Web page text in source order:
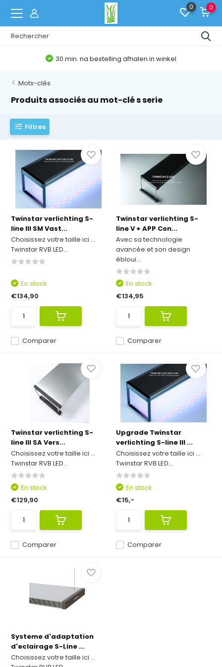
0 0
30 min. na bestelling afhalen in winkel
Mots-clés
Produits associés au mot-clé s serie
Filtres
Twinstar verlichting S-
line III SM Vast...
Choisissez votre taille ici ...
Twinstar RVB LED...
Comparer
En stock
€134,90
Twinstar verlichting S-
line V + APP Con...
Avec sa technologie
avancée et son design
ébloui...
Comparer
En stock
€134,95
Twinstar verlichting S-
line III SA Vers...
Choisissez votre taille ici ...
Twinstar RVB LED...
Comparer
En stock
€129,90
Upgrade Twinstar
verlichting S-line III ...
Choisissez votre taille ici ...
Twinstar RVB LED...
Comparer
En stock
€15,-
Systeme d'adaptation
d'eclairage S-Line ...
Choisissez votre taille ici ...